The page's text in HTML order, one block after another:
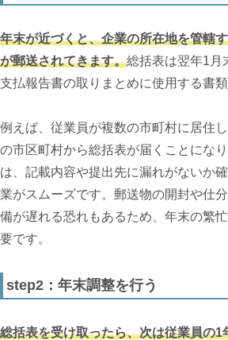
年末が近づくと、企業の所在地を管轄
が郵送されてきます。総括表は翌年1月
支払報告書の取りまとめに使用する書類
例えば、従業員が複数の市町村に居住
の市区町村から総括表が届くことにな
は、記載内容や提出先に漏れがないか
業がスムーズです。郵送物の開封や仕
備が遅れる恐れもあるため、年末の繁
要です。
step2：年末調整を行う
総括表を受け取ったら、次は従業員の1